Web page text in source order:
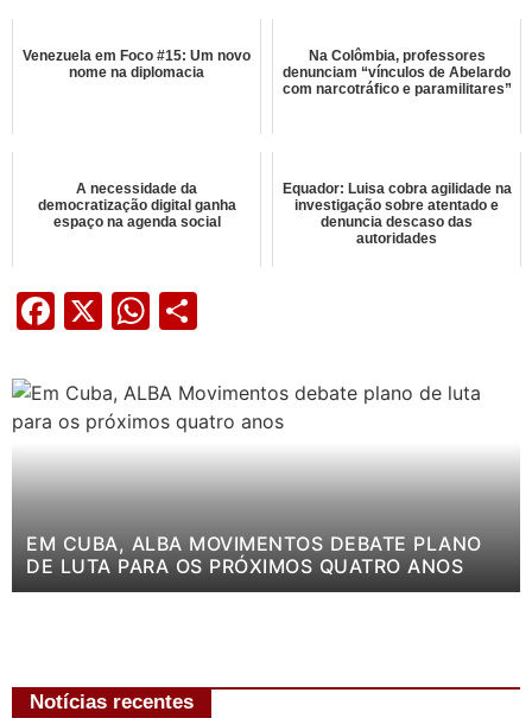
Venezuela em Foco #15: Um novo
nome na diplomacia
Na Colômbia, professores
denunciam “vínculos de Abelardo
com narcotráfico e paramilitares”
A necessidade da
democratização digital ganha
espaço na agenda social
Equador: Luisa cobra agilidade na
investigação sobre atentado e
denuncia descaso das
autoridades
Facebook
X WhatsApp
EM CUBA, ALBA MOVIMENTOS DEBATE PLANO
DE LUTA PARA OS PRÓXIMOS QUATRO ANOS
Notícias recentes